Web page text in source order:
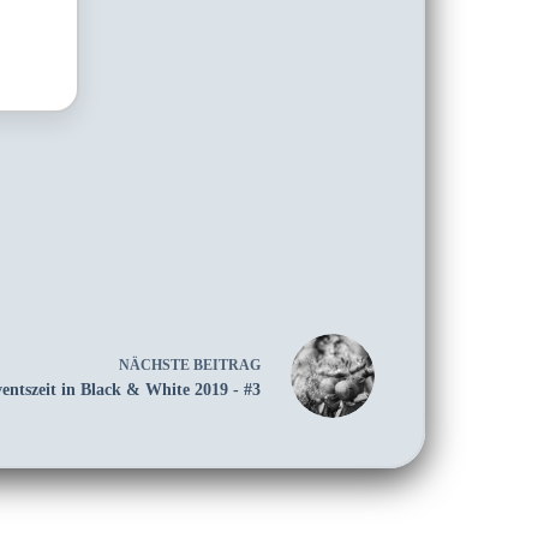
NÄCHSTEBEITRAG
in Black & White 2019 - #3